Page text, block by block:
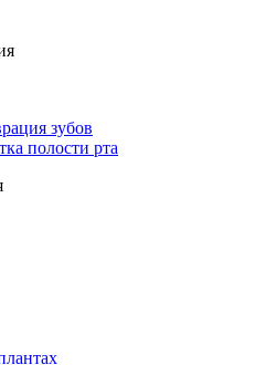
зубов
полости рта